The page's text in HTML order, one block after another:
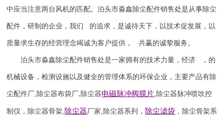
中应当注意两台风机的匹配。泊头市淼鑫除尘配件销售处是从事除尘
配件，研制的企业，我们 的追求，是诚待天下，以技术促发展，以
质量求生存的经营理念竭诚为客户提供， 共赢的诚挚服务。
泊头市淼鑫除尘配件销售处是一家拥有的技术力量，经济 ，的
机械设备，检测设施以及健全的管理体系的环保企业，主要产品有除
尘配件厂, 除尘器布袋厂, 除尘器电磁脉冲阀膜片, 除尘器脉冲喷吹控
制仪 ， 除尘器骨架,除尘器厂家, 除尘器系列， 除尘滤袋 ，除尘骨架系